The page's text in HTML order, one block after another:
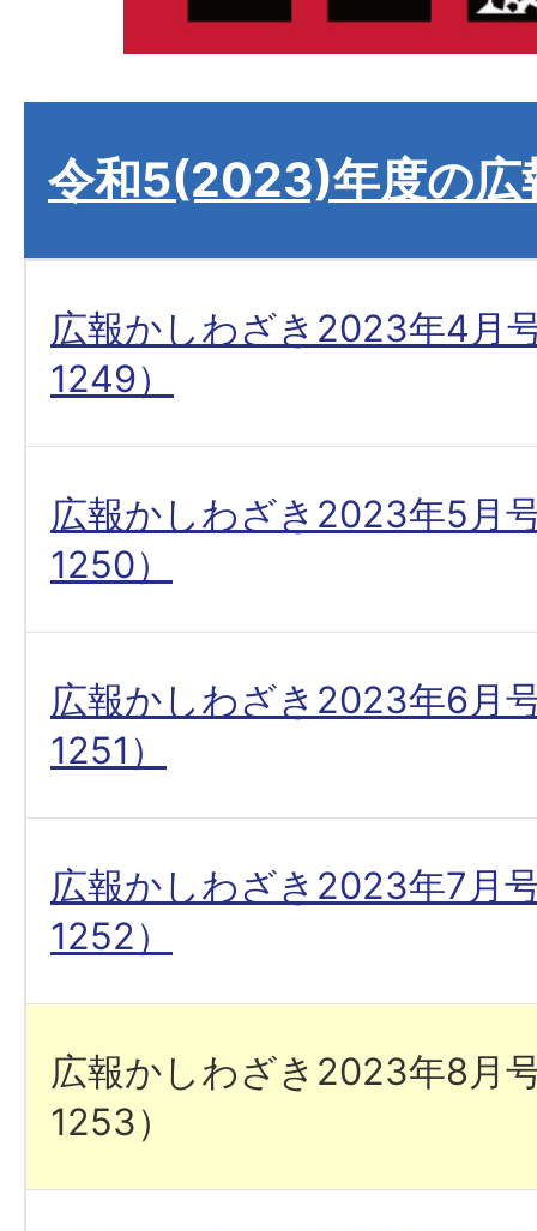
令和5(2023)年度の広
広報かしわざき2023年4月
1249）
広報かしわざき2023年5月
1250）
広報かしわざき2023年6月
1251）
広報かしわざき2023年7月
1252）
広報かしわざき2023年8月
1253）